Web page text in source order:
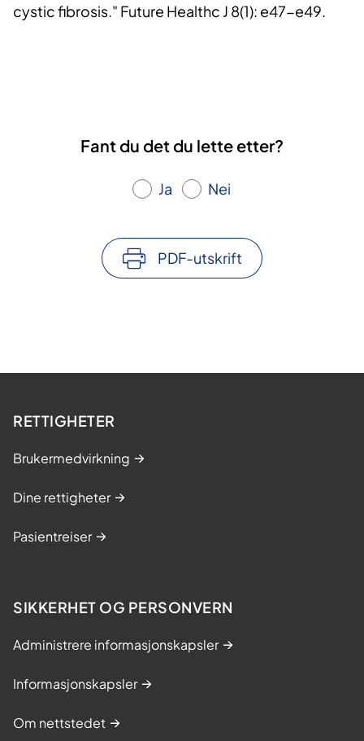
cystic fibrosis." Future Healthc J 8(1): e47-e49.
Fant du det du lette etter?
Ja Nei
PDF-utskrift
RETTIGHETER
Brukermedvirkning
Dine rettigheter
Pasientreiser
SIKKERHET OG PERSONVERN
Administrere informasjonskapsler
Informasjonskapsler
Om nettstedet